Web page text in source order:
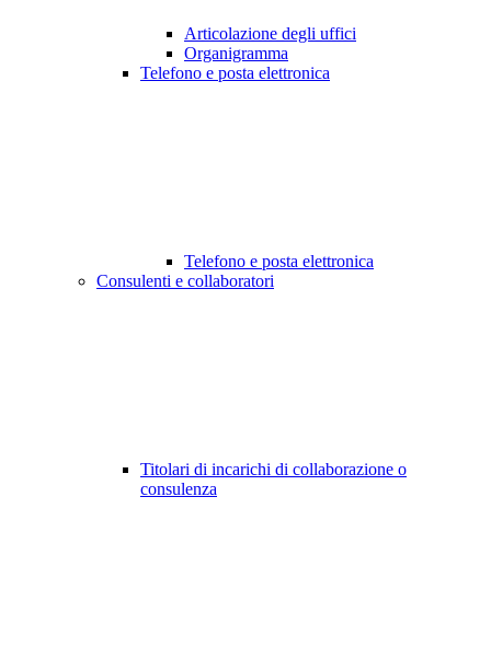
Articolazione degli uffici
Organigramma
Telefono e posta elettronica
Telefono e posta elettronica
Consulenti e collaboratori
Titolari di incarichi di collaborazione o
consulenza